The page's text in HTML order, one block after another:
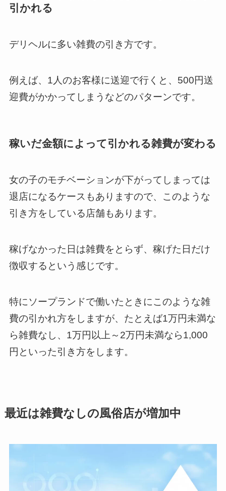
引かれる
デリヘルに多い雑費の引き方です。
例えば、1人のお客様に送迎で行くと、500円送
迎費がかかってしまうなどのパターンです。
稼いだ金額によって引かれる雑費が変わる
女の子のモチベーションが下がってしまっては
退店になるケースもありますので、このような
引き方をしている店舗もあります。
稼げなかった日は雑費をとらず、稼げた日だけ
徴収するという感じです。
特にソープランドで働いたときにこのような雑
費の引かれ方をしますが、たとえば1万円未満な
ら雑費なし、1万円以上～2万円未満なら1,000
円といった引き方をします。
最近は雑費なしの風俗店が増加中